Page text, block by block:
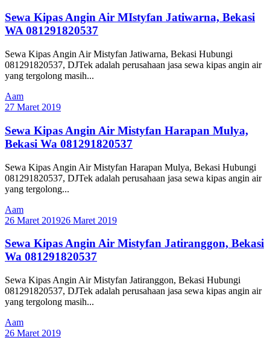
Sewa Kipas Angin Air MIstyfan Jatiwarna, Bekasi
WA 081291820537
Sewa Kipas Angin Air Mistyfan Jatiwarna, Bekasi Hubungi
081291820537, DJTek adalah perusahaan jasa sewa kipas angin air
yang tergolong masih...
Aam
27 Maret 2019
Sewa Kipas Angin Air Mistyfan Harapan Mulya,
Bekasi Wa 081291820537
Sewa Kipas Angin Air Mistyfan Harapan Mulya, Bekasi Hubungi
081291820537, DJTek adalah perusahaan jasa sewa kipas angin air
yang tergolong...
Aam
26 Maret 201926 Maret 2019
Sewa Kipas Angin Air Mistyfan Jatiranggon, Bekasi
Wa 081291820537
Sewa Kipas Angin Air Mistyfan Jatiranggon, Bekasi Hubungi
081291820537, DJTek adalah perusahaan jasa sewa kipas angin air
yang tergolong masih...
Aam
26 Maret 2019